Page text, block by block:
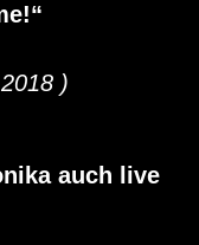
)
auch live